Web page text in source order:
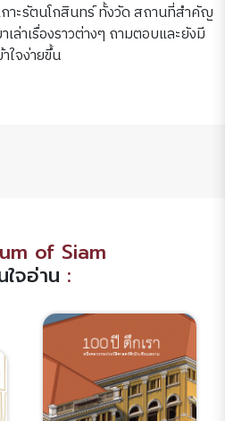
กาะรัตนโกสินทร์ ทั้งวัด สถานที่สำคัญ
ล่าเรื่องราวต่างๆ ถามตอบและยังมี
ใจง่ายขึ้น
of Siam
จอ่าน :